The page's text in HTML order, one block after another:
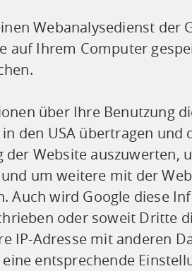
Webanalysedienst der
auf Ihrem Computer
über Ihre Benutzung
den USA übertragen
Website auszuwerten,
um weitere mit der
Auch wird Google diese
oder soweit Dritte
IP-Adresse mit anderen
entsprechende